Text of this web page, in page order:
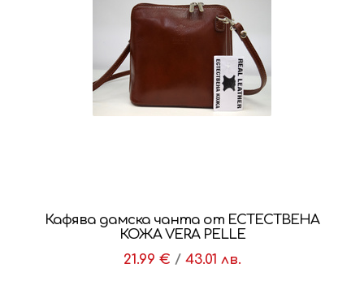
Кафява дамска чанта от ЕСТЕСТВЕНА
КОЖА VERA PELLE
21.99 € / 43.01 лв.